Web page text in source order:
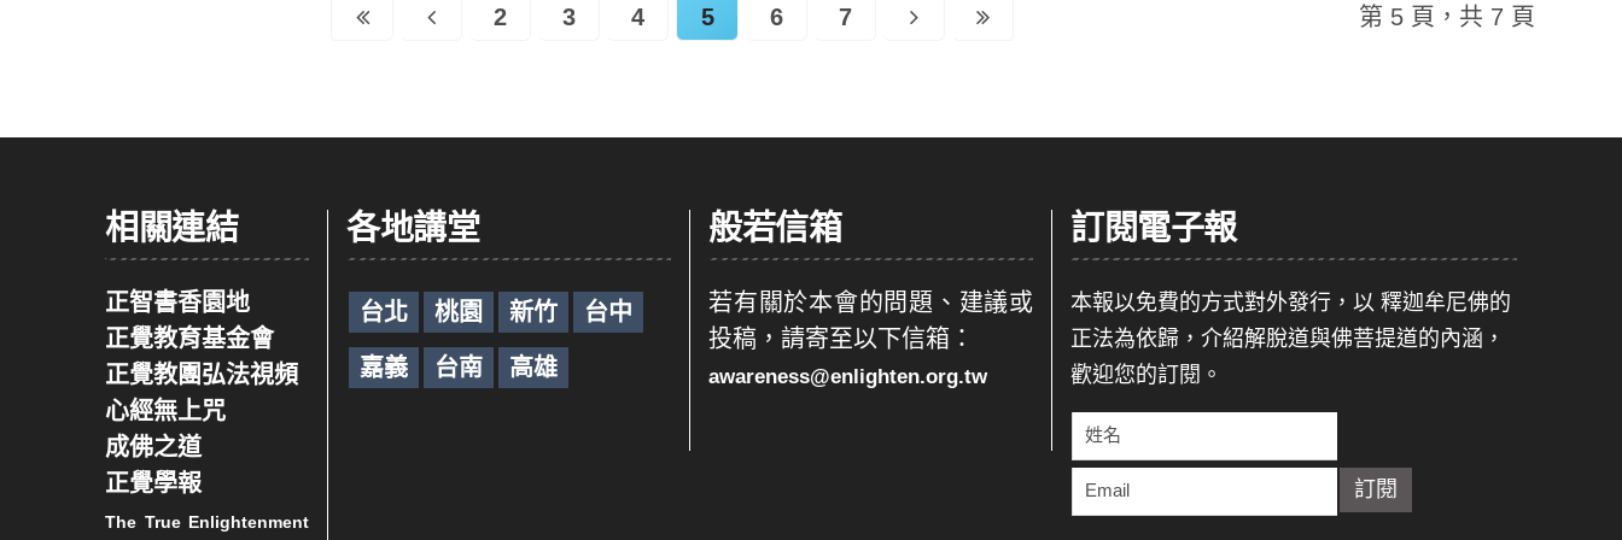
第 5 頁，共 7 頁
2 3 4 5 6 7
相關連結
正智書香園地
正覺教育基金會
正覺教團弘法視頻
心經無上咒
成佛之道
正覺學報
The True Enlightenment
各地講堂
台北 桃園 新竹 台中
嘉義 台南 高雄
般若信箱
若有關於本會的問題、建議或
投稿，請寄至以下信箱：
awareness@enlighten.org.tw
訂閱電子報
本報以免費的方式對外發行，以 釋迦牟尼佛的
正法為依歸，介紹解脫道與佛菩提道的內涵，
歡迎您的訂閱。